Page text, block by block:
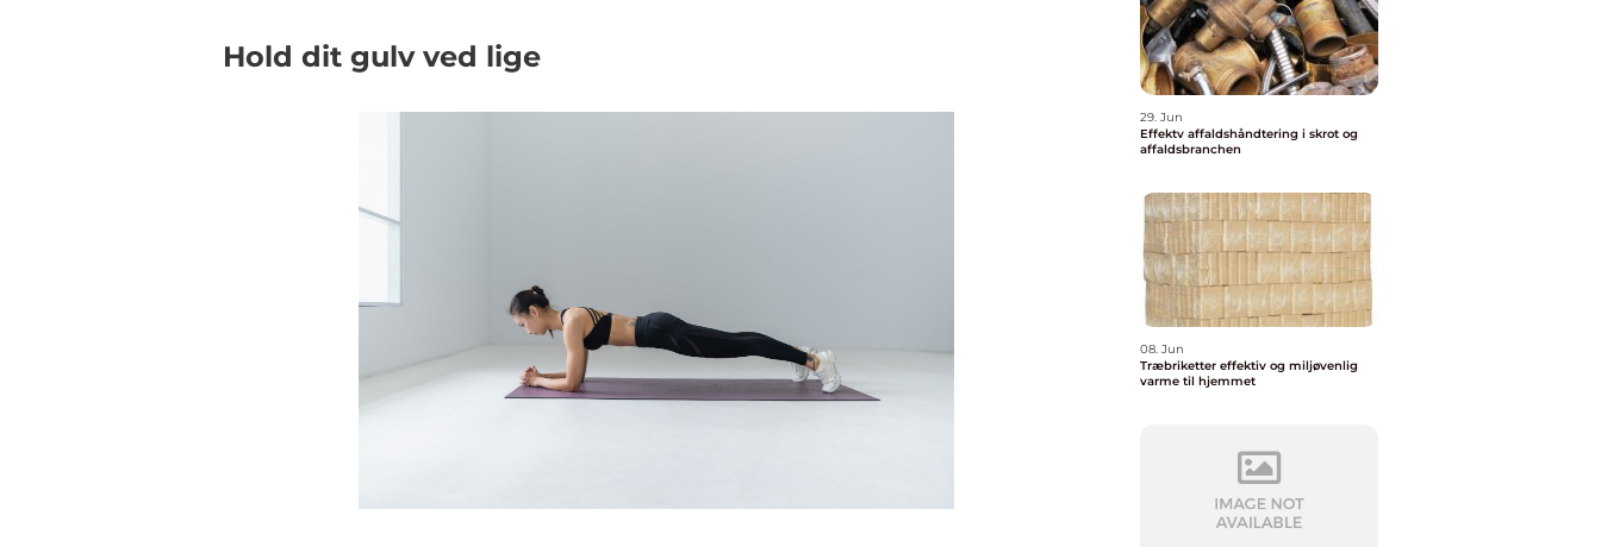
Hold dit gulv ved lige
29. Jun
Effektv affaldshåndtering i skrot og
affaldsbranchen
08. Jun
Træbriketter effektiv og miljøvenlig
varme til hjemmet